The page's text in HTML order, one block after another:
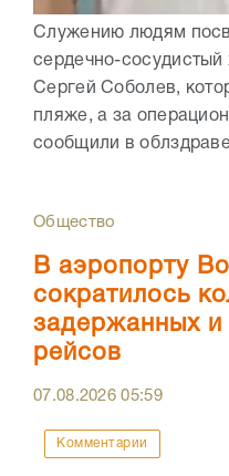
Служению людям
сердечно-сосудистый
Сергей Соболев,
пляже, а за
сообщили в
Общество
В аэропорту
сократилось
задержанных и
рейсов
07.08.202605:59
Комментарии